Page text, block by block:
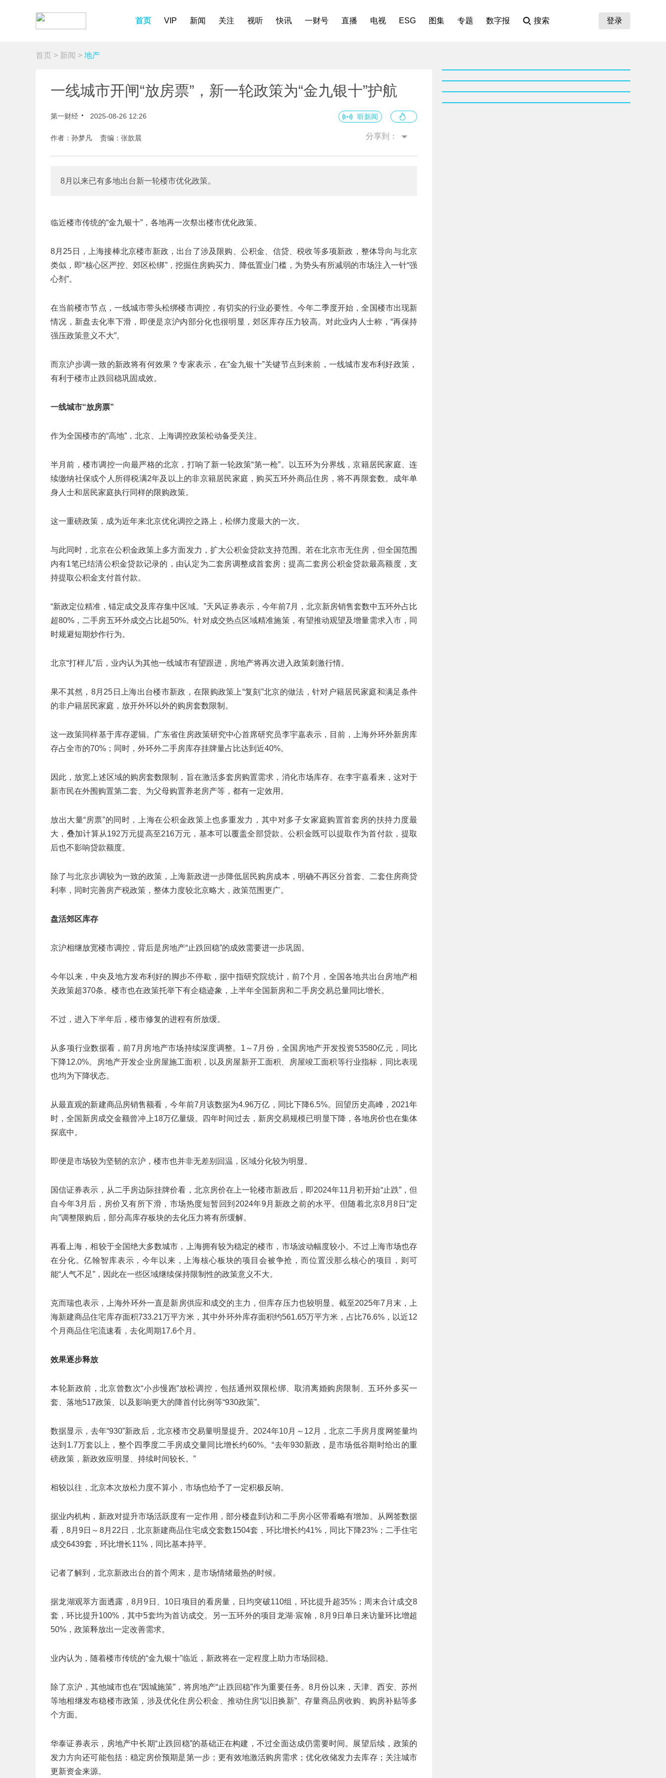
首页 VIP 新闻 关注 视听 快讯 一财号 直播 电视 ESG 图集 专题 数字报 搜索 登录
首页 > 新闻 > 地产
一线城市开闸“放房票”，新一轮政策为“金九银十”护航
第一财经 2025-08-26 12:26 听新闻
作者：孙梦凡 责编：张歆晨 分享到：
8月以来已有多地出台新一轮楼市优化政策。
临近楼市传统的“金九银十”，各地再一次祭出楼市优化政策。
8月25日，上海接棒北京楼市新政，出台了涉及限购、公积金、信贷、税收等多项新政，整体导向与北京
类似，即“核心区严控、郊区松绑”，挖掘住房购买力、降低置业门槛，为势头有所减弱的市场注入一针“强
心剂”。
在当前楼市节点，一线城市带头松绑楼市调控，有切实的行业必要性。今年二季度开始，全国楼市出现新
情况，新盘去化率下滑，即便是京沪内部分化也很明显，郊区库存压力较高。对此业内人士称，“再保持
强压政策意义不大”。
而京沪步调一致的新政将有何效果？专家表示，在“金九银十”关键节点到来前，一线城市发布利好政策，
有利于楼市止跌回稳巩固成效。
一线城市“放房票”
作为全国楼市的“高地”，北京、上海调控政策松动备受关注。
半月前，楼市调控一向最严格的北京，打响了新一轮政策“第一枪”。以五环为分界线，京籍居民家庭、连
续缴纳社保或个人所得税满2年及以上的非京籍居民家庭，购买五环外商品住房，将不再限套数。成年单
身人士和居民家庭执行同样的限购政策。
这一重磅政策，成为近年来北京优化调控之路上，松绑力度最大的一次。
与此同时，北京在公积金政策上多方面发力，扩大公积金贷款支持范围。若在北京市无住房，但全国范围
内有1笔已结清公积金贷款记录的，由认定为二套房调整成首套房；提高二套房公积金贷款最高额度，支
持提取公积金支付首付款。
“新政定位精准，锚定成交及库存集中区域。”天风证券表示，今年前7月，北京新房销售套数中五环外占比
超80%，二手房五环外成交占比超50%。针对成交热点区域精准施策，有望推动观望及增量需求入市，同
时规避短期炒作行为。
北京“打样儿”后，业内认为其他一线城市有望跟进，房地产将再次进入政策刺激行情。
果不其然，8月25日上海出台楼市新政，在限购政策上“复刻”北京的做法，针对户籍居民家庭和满足条件
的非户籍居民家庭，放开外环以外的购房套数限制。
这一政策同样基于库存逻辑。广东省住房政策研究中心首席研究员李宇嘉表示，目前，上海外环外新房库
存占全市的70%；同时，外环外二手房库存挂牌量占比达到近40%。
因此，放宽上述区域的购房套数限制，旨在激活多套房购置需求，消化市场库存。在李宇嘉看来，这对于
新市民在外围购置第二套、为父母购置养老房产等，都有一定效用。
放出大量“房票”的同时，上海在公积金政策上也多重发力，其中对多子女家庭购置首套房的扶持力度最
大，叠加计算从192万元提高至216万元，基本可以覆盖全部贷款。公积金既可以提取作为首付款，提取
后也不影响贷款额度。
除了与北京步调较为一致的政策，上海新政进一步降低居民购房成本，明确不再区分首套、二套住房商贷
利率，同时完善房产税政策，整体力度较北京略大，政策范围更广。
盘活郊区库存
京沪相继放宽楼市调控，背后是房地产“止跌回稳”的成效需要进一步巩固。
今年以来，中央及地方发布利好的脚步不停歇，据中指研究院统计，前7个月，全国各地共出台房地产相
关政策超370条。楼市也在政策托举下有企稳迹象，上半年全国新房和二手房交易总量同比增长。
不过，进入下半年后，楼市修复的进程有所放缓。
从多项行业数据看，前7月房地产市场持续深度调整。1～7月份，全国房地产开发投资53580亿元，同比
下降12.0%。房地产开发企业房屋施工面积，以及房屋新开工面积、房屋竣工面积等行业指标，同比表现
也均为下降状态。
从最直观的新建商品房销售额看，今年前7月该数据为4.96万亿，同比下降6.5%。回望历史高峰，2021年
时，全国新房成交金额曾冲上18万亿量级。四年时间过去，新房交易规模已明显下降，各地房价也在集体
探底中。
即便是市场较为坚韧的京沪，楼市也并非无差别回温，区域分化较为明显。
国信证券表示，从二手房边际挂牌价看，北京房价在上一轮楼市新政后，即2024年11月初开始“止跌”，但
自今年3月后，房价又有所下滑，市场热度短暂回到2024年9月新政之前的水平。但随着北京8月8日“定
向”调整限购后，部分高库存板块的去化压力将有所缓解。
再看上海，相较于全国绝大多数城市，上海拥有较为稳定的楼市，市场波动幅度较小。不过上海市场也存
在分化。亿翰智库表示，今年以来，上海核心板块的项目会被争抢，而位置没那么核心的项目，则可
能“人气不足”，因此在一些区域继续保持限制性的政策意义不大。
克而瑞也表示，上海外环外一直是新房供应和成交的主力，但库存压力也较明显。截至2025年7月末，上
海新建商品住宅库存面积733.21万平方米，其中外环外库存面积约561.65万平方米，占比76.6%，以近12
个月商品住宅流速看，去化周期17.6个月。
效果逐步释放
本轮新政前，北京曾数次“小步慢跑”放松调控，包括通州双限松绑、取消离婚购房限制、五环外多买一
套、落地517政策、以及影响更大的降首付比例等“930政策”。
数据显示，去年“930”新政后，北京楼市交易量明显提升。2024年10月～12月，北京二手房月度网签量均
达到1.7万套以上，整个四季度二手房成交量同比增长约60%。“去年930新政，是市场低谷期时给出的重
磅政策，新政效应明显、持续时间较长。”
相较以往，北京本次放松力度不算小，市场也给予了一定积极反响。
据业内机构，新政对提升市场活跃度有一定作用，部分楼盘到访和二手房小区带看略有增加。从网签数据
看，8月9日～8月22日，北京新建商品住宅成交套数1504套，环比增长约41%，同比下降23%；二手住宅
成交6439套，环比增长11%，同比基本持平。
记者了解到，北京新政出台的首个周末，是市场情绪最热的时候。
据龙湖观萃方面透露，8月9日、10日项目的看房量，日均突破110组，环比提升超35%；周末合计成交8
套，环比提升100%，其中5套均为首访成交。另一五环外的项目龙湖·宸翰，8月9日单日来访量环比增超
50%，政策释放出一定改善需求。
业内认为，随着楼市传统的“金九银十”临近，新政将在一定程度上助力市场回稳。
除了京沪，其他城市也在“因城施策”，将房地产“止跌回稳”作为重要任务。8月份以来，天津、西安、苏州
等地相继发布稳楼市政策，涉及优化住房公积金、推动住房“以旧换新”、存量商品房收购、购房补贴等多
个方面。
华泰证券表示，房地产中长期“止跌回稳”的基础正在构建，不过全面达成仍需要时间。展望后续，政策的
发力方向还可能包括：稳定房价预期是第一步；更有效地激活购房需求；优化收储发力去库存；关注城市
更新资金来源。